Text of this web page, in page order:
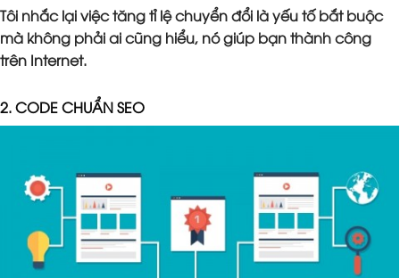
Tôi nhắc lại việc tăng tỉ lệ chuyển đổi là yếu tố bắt buộc
mà không phải ai cũng hiểu, nó giúp bạn thành công
trên Internet.
2. CODE CHUẨN SEO